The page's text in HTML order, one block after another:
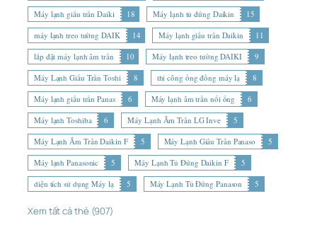
Máy lạnh giấu trần Daiki
18 Máy lạnh tủ đứng Daikin
15
máy lạnh treo tường DAIK
14 Máy lạnh giấu trần Daikin
11
lắp đặt máy lạnh âm trần
10 Máy lạnh treo tường DAIKI
9
Máy Lạnh Giấu Trần Toshi
8 thi công ống đồng máy lạ
8
Máy lạnh giấu trần Panas
6 Máy lạnh âm trần nối ống
6
Máy lạnh Toshiba
6 Máy Lạnh Âm Trần LG Inve
5
Máy Lạnh Âm Trần Daikin F
5 Máy Lạnh Giấu Trần Panaso
5
Máy lạnh Panasonic
5 Máy Lạnh Tủ Đứng Daikin F
5
diện tích sử dụng Máy lạ
5 Máy Lạnh Tủ Đứng Panason 5
Xem tất cả thẻ (907)